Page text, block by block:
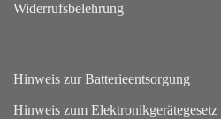
Widerrufsbelehrung
Hinweis zur Batterieentsorgung
Hinweis zum